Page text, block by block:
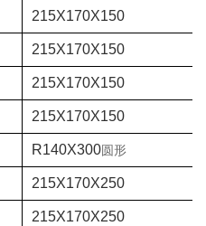
215X170X150
215X170X150
215X170X150
215X170X150
R140X300圆形
215X170X250
215X170X250